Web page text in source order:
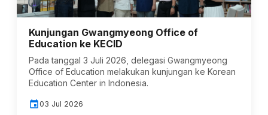
Kunjungan Gwangmyeong Office of
Education ke KECID
Pada tanggal 3 Juli 2026, delegasi Gwangmyeong
Office of Education melakukan kunjungan ke Korean
Education Center in Indonesia.
event03 Jul 2026